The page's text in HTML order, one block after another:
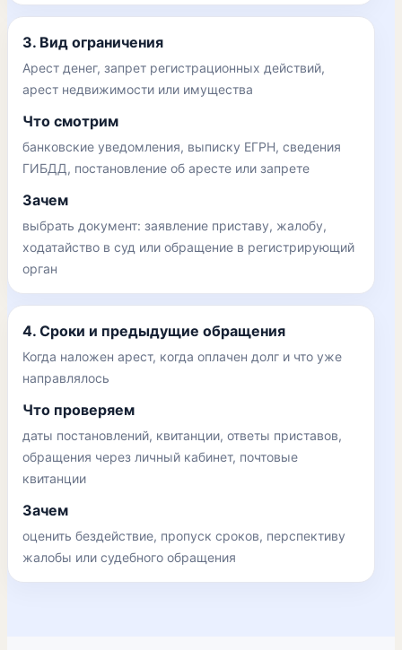
3. Вид ограничения
Арест денег, запрет регистрационных действий,
арест недвижимости или имущества
Что смотрим
банковские уведомления, выписку ЕГРН, сведения
ГИБДД, постановление об аресте или запрете
Зачем
выбрать документ: заявление приставу, жалобу,
ходатайство в суд или обращение в регистрирующий
орган
4. Сроки и предыдущие обращения
Когда наложен арест, когда оплачен долг и что уже
направлялось
Что проверяем
даты постановлений, квитанции, ответы приставов,
обращения через личный кабинет, почтовые
квитанции
Зачем
оценить бездействие, пропуск сроков, перспективу
жалобы или судебного обращения